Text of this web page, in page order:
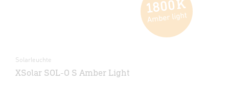
Solarleuchte
XSolar SOL-O S Amber Light